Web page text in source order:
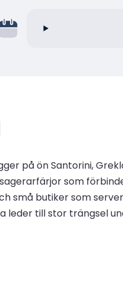
på ön Santorini,
som
små butiker som
till stor trängsel